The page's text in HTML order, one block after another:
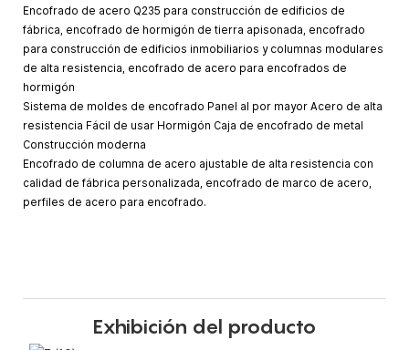
Encofrado de acero Q235 para construcción de edificios de
fábrica, encofrado de hormigón de tierra apisonada, encofrado
para construcción de edificios inmobiliarios y columnas modulares
de alta resistencia, encofrado de acero para encofrados de
hormigón
Sistema de moldes de encofrado Panel al por mayor Acero de alta
resistencia Fácil de usar Hormigón Caja de encofrado de metal
Construcción moderna
Encofrado de columna de acero ajustable de alta resistencia con
calidad de fábrica personalizada, encofrado de marco de acero,
perfiles de acero para encofrado.
Exhibición del producto